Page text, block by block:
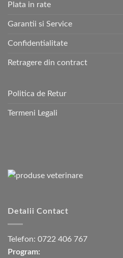
Plata in rate
Garantii si Service
Confidentialitate
Retragere din contract
Politica de Retur
Termeni Legali
Detalii Contact
Telefon: 0722 406 767
Program: